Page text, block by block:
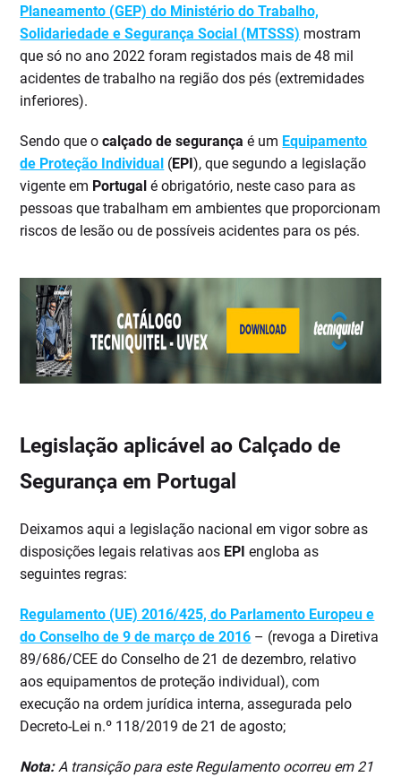
Planeamento (GEP) do Ministério do Trabalho,
Solidariedade e Segurança Social (MTSSS) mostram
que só no ano 2022 foram registados mais de 48 mil
acidentes de trabalho na região dos pés (extremidades
inferiores).
Sendo que ocalçado de segurança é um Equipamento
de Proteção Individual (EPI), que segundo a legislação
vigente em Portugal é obrigatório, neste caso para as
pessoas que trabalham em ambientes que proporcionam
riscos de lesão ou de possíveis acidentes para os pés.
Legislação aplicável ao Calçado de
Segurança em Portugal
Deixamos aqui a legislação nacional em vigor sobre as
disposições legais relativas aos EPI engloba as
seguintes regras:
Regulamento (UE) 2016/425, do Parlamento Europeu e
do Conselho de 9 de março de 2016 – (revoga a Diretiva
89/686/CEE do Conselho de 21 de dezembro, relativo
aos equipamentos de proteção individual), com
execução na ordem jurídica interna, assegurada pelo
Decreto-Lei n.º 118/2019 de 21 de agosto;
Nota:A transição para este Regulamento ocorreu em 21